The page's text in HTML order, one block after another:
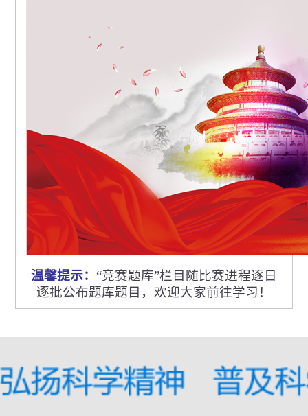
温馨提示： “竞赛题库”栏目随比赛进程逐日
逐批公布题库题目，欢迎大家前往学习！